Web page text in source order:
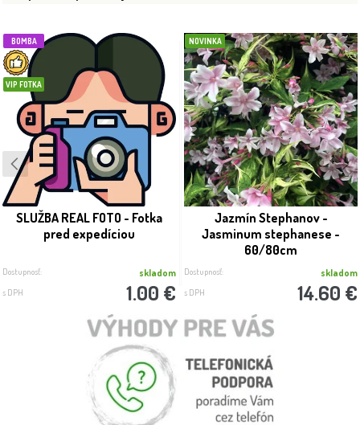
BOMBA
VIP FOTKA
SLUŽBA REAL FOTO - Fotka
pred expedíciou
Dostupnosť: skladom
s DPH 1.00 €
NOVINKA
Jazmín Stephanov -
Jasminum stephanese -
60/80cm
Dostupnosť: skladom
s DPH 14.60 €